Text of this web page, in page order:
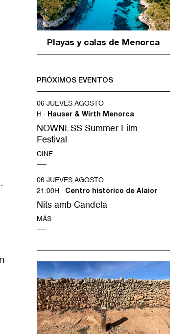
Playas y calas de Menorca
PRÓXIMOS EVENTOS
06 JUEVES AGOSTO
H · Hauser & Wirth Menorca
NOWNESS Summer Film
Festival
CINE
06 JUEVES AGOSTO
21:00H · Centro histórico de Alaior
Nits amb Candela
MÁS